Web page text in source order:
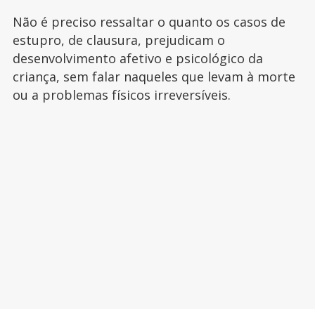
Não é preciso ressaltar o quanto os casos de
estupro, de clausura, prejudicam o
desenvolvimento afetivo e psicológico da
criança, sem falar naqueles que levam à morte
ou a problemas físicos irreversíveis.